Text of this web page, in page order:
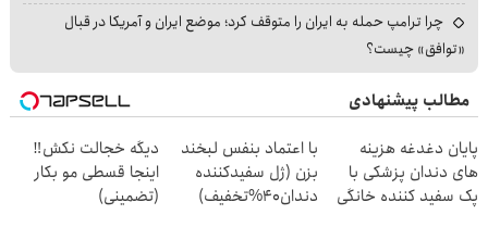
چرا ترامپ حمله به ایران را متوقف کرد؛ موضع ایران و آمریکا در قبال
«توافق» چیست؟
مطالب پیشنهادی
پایان دغدغه هزینه
های دندان پزشکی با
پک سفید کننده خانگی
با اعتماد بنفس لبخند
بزن (ژل سفیدکننده
دندان40%تخفیف)
دیگه خجالت نکش‼️
اینجا قسطی مو بکار
(تضمینی)